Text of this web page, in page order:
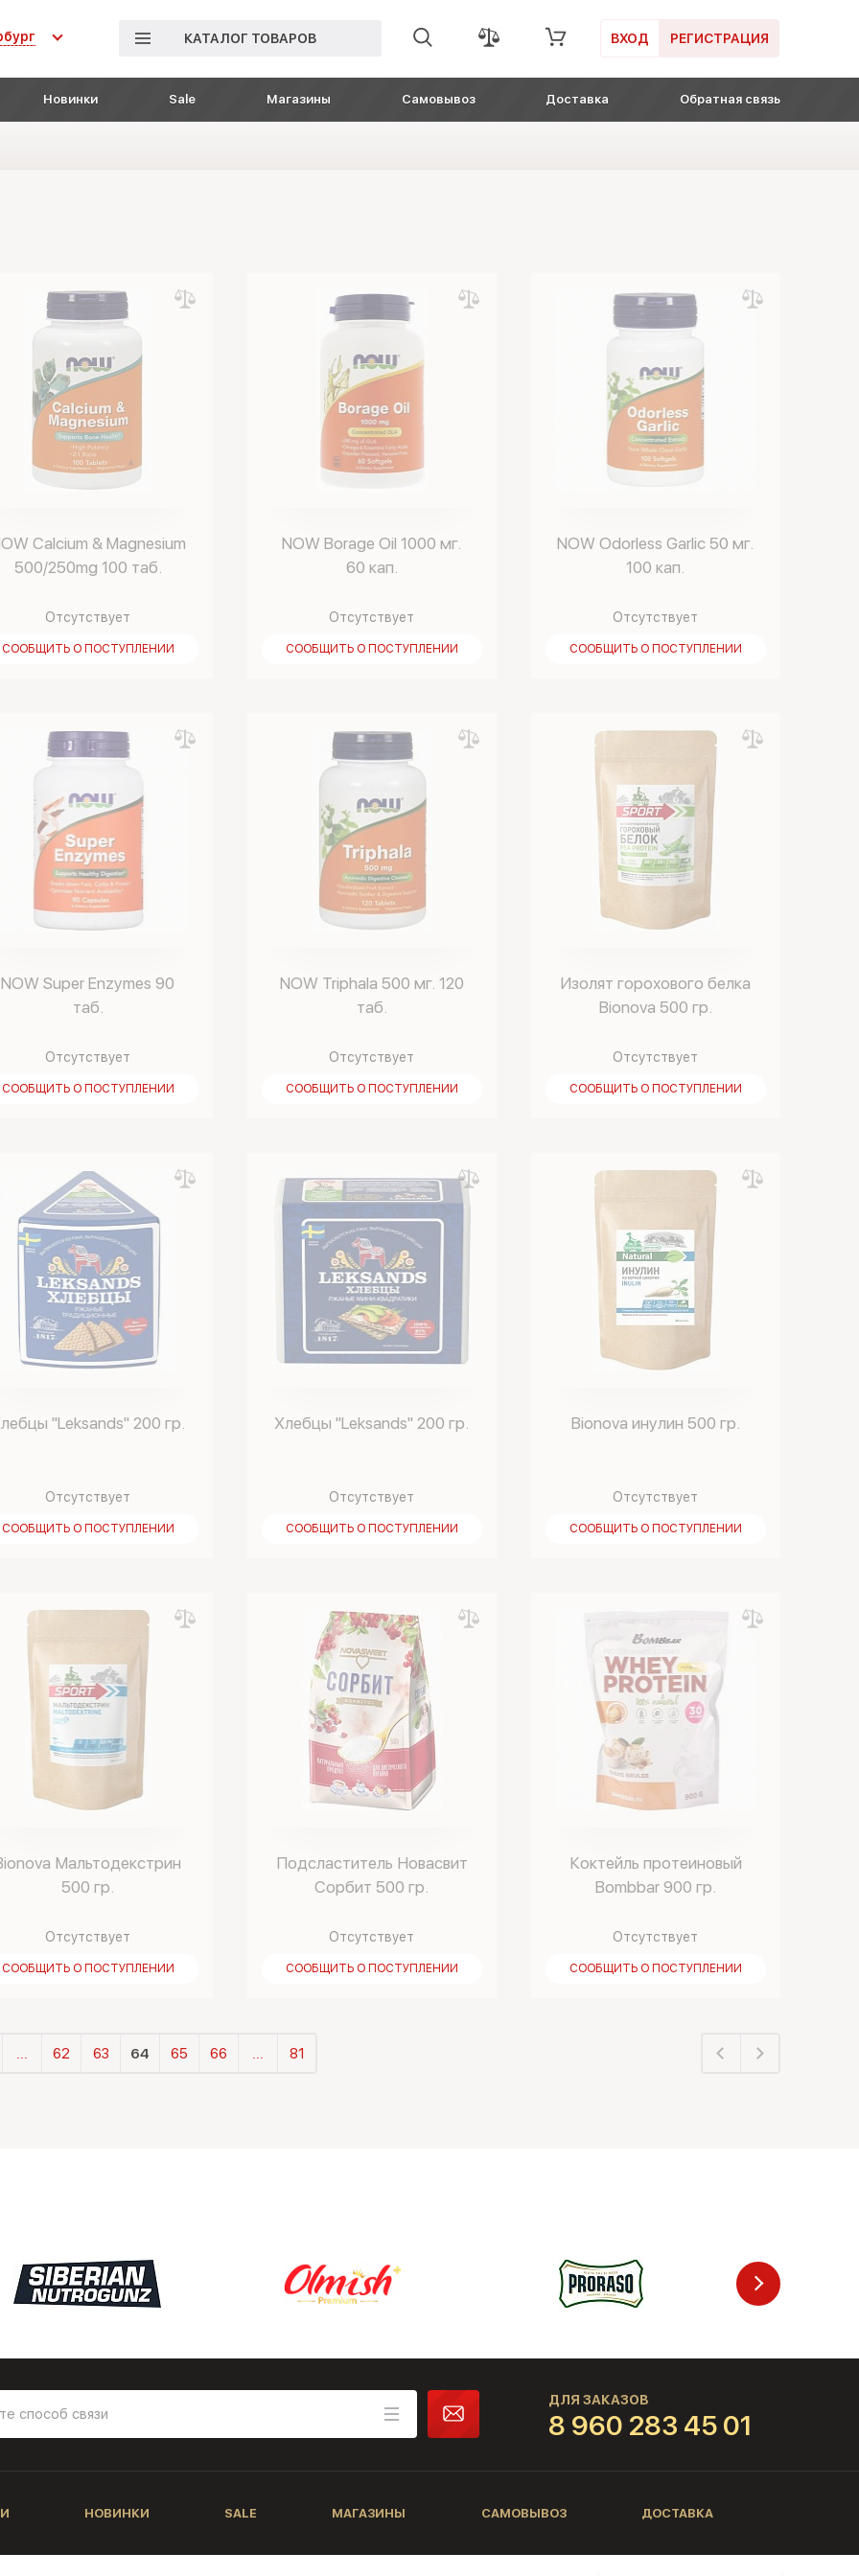
КАТАЛОГ ТОВАРОВ ВХОД РЕГИСТРАЦИЯ
Новинки Sale Магазины Самовывоз Доставка Обратная связь
Calcium & Magnesium
500/250mg 100 таб.
Отсутствует
СООБЩИТЬ О ПОСТУПЛЕНИИ
NOW Borage Oil 1000 мг.
60 кап.
Отсутствует
СООБЩИТЬ О ПОСТУПЛЕНИИ
NOW Odorless Garlic 50 мг.
100 кап.
Отсутствует
СООБЩИТЬ О ПОСТУПЛЕНИИ
NOW Super Enzymes 90
таб.
Отсутствует
СООБЩИТЬ О ПОСТУПЛЕНИИ
NOW Triphala 500 мг. 120
таб.
Отсутствует
СООБЩИТЬ О ПОСТУПЛЕНИИ
Изолят горохового белка
Bionova 500 гр.
Отсутствует
СООБЩИТЬ О ПОСТУПЛЕНИИ
"Leksands" 200 гр.
Отсутствует
СООБЩИТЬ О ПОСТУПЛЕНИИ
Хлебцы "Leksands" 200 гр.
Отсутствует
СООБЩИТЬ О ПОСТУПЛЕНИИ
Bionova инулин 500 гр.
Отсутствует
СООБЩИТЬ О ПОСТУПЛЕНИИ
Мальтодекстрин
500 гр.
Отсутствует
СООБЩИТЬ О ПОСТУПЛЕНИИ
Подсластитель Новасвит
Сорбит 500 гр.
Отсутствует
СООБЩИТЬ О ПОСТУПЛЕНИИ
Коктейль протеиновый
Bombbar 900 гр.
Отсутствует
СООБЩИТЬ О ПОСТУПЛЕНИИ
... 62 63 64 65 66 ... 81
ДЛЯ ЗАКАЗОВ
8 960 283 45 01
НОВИНКИ SALE МАГАЗИНЫ САМОВЫВОЗ ДОСТАВКА